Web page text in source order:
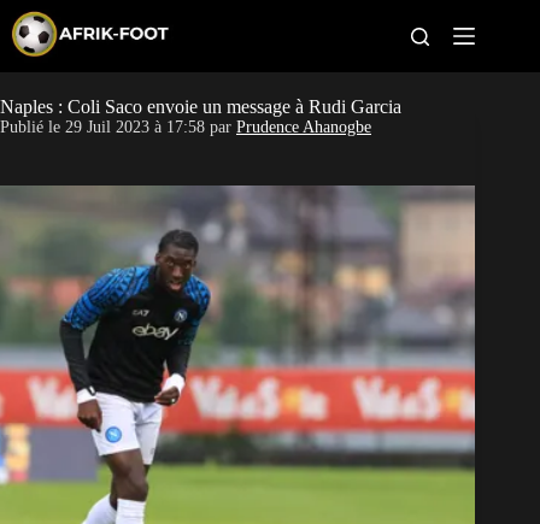
p
t
o
c
n
t
CAN féminine
Pays
Clubs
Classement
Paris sportifs
Naples : Coli Saco envoie un message à Rudi Garcia
Publié le 29 Juil 2023 à 17:58 par Prudence Ahanogbe